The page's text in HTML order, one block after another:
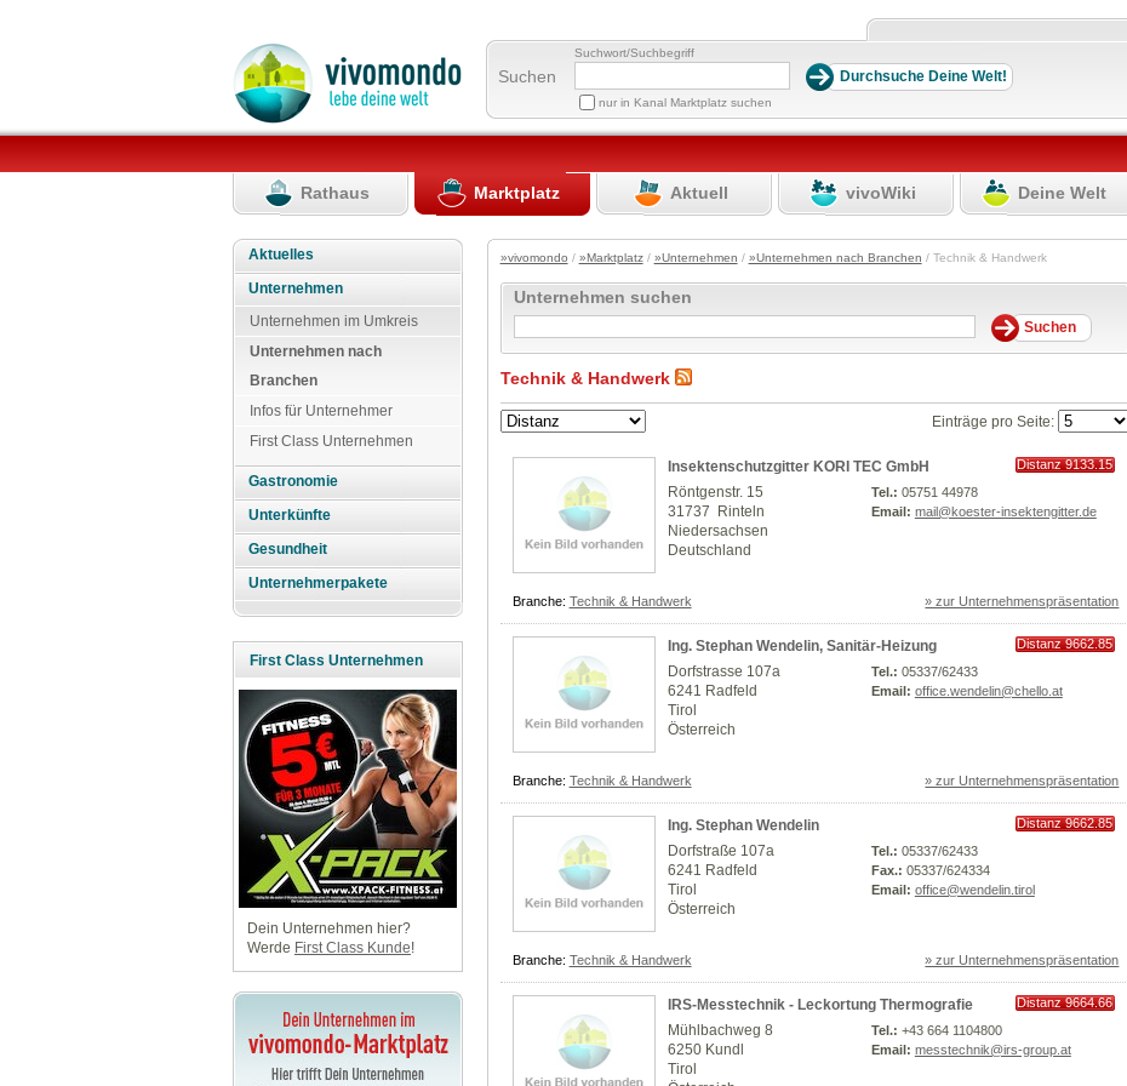
Suchen
Suchwort/Suchbegriff
nur in Kanal Marktplatz suchen
Rathaus Marktplatz Aktuell vivoWiki Deine Welt
Aktuelles
Unternehmen
Unternehmen im Umkreis
Unternehmen nach
Branchen
Infos für Unternehmer
First Class Unternehmen
Gastronomie
Unterkünfte
Gesundheit
Unternehmerpakete
First Class Unternehmen
Dein Unternehmen hier?
Werde First Class Kunde!
»vivomondo / »Marktplatz/ »Unternehmen / »Unternehmen nach Branchen / Technik & Handwerk
Unternehmen suchen
Technik & Handwerk
Einträge pro Seite:
Insektenschutzgitter KORI TEC GmbH
Distanz 9133.15
Röntgenstr. 15
31737 Rinteln
Niedersachsen
Deutschland
Tel.: 05751 44978
Email: mail@koester-insektengitter.de
Branche: Technik & Handwerk » zur Unternehmenspräsentation
Ing. Stephan Wendelin, Sanitär-Heizung
Distanz 9662.85
Dorfstrasse 107a
6241 Radfeld
Tirol
Österreich
Tel.: 05337/62433
Email: office.wendelin@chello.at
Branche: Technik & Handwerk » zur Unternehmenspräsentation
Ing. Stephan Wendelin
Distanz 9662.85
Dorfstraße 107a
6241 Radfeld
Tirol
Österreich
Tel.: 05337/62433
Fax.: 05337/624334
Email: office@wendelin.tirol
Branche: Technik & Handwerk » zur Unternehmenspräsentation
IRS-Messtechnik - Leckortung Thermografie
Distanz 9664.66
Mühlbachweg 8
6250 Kundl
Tirol
Tel.: +43 664 1104800
Email: messtechnik@irs-group.at